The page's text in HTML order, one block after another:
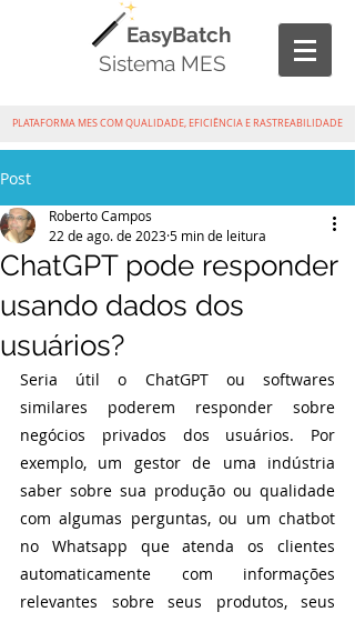
EasyBatch
Sistema MES
PLATAFORMA MES COM QUALIDADE, EFICIÊNCIA E RASTREABILIDADE
Post
ChatGPT pode responder
usando dados dos
usuários?
Roberto Campos
22 de ago. de 20235 min de leitura
Seria útil o ChatGPT ou softwares
similares poderem responder sobre
negócios privados dos usuários. Por
exemplo, um gestor de uma indústria
saber sobre sua produção ou qualidade
com algumas perguntas, ou um chatbot
no Whatsapp que atenda os clientes
automaticamente com informações
relevantes sobre seus produtos, seus